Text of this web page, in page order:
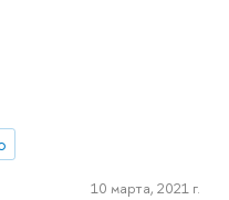
10 марта, 2021 г.